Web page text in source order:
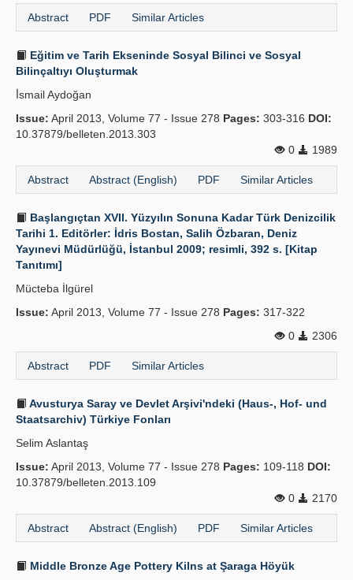
Abstract PDF Similar Articles
Eğitim ve Tarih Ekseninde Sosyal Bilinci ve Sosyal
Bilinçaltıyı Oluşturmak
İ̇smail Aydoğan
Issue: April 2013, Volume 77 - Issue 278 Pages: 303-316 DOI:
10.37879/belleten.2013.303
0
1989
Abstract Abstract (English) PDF Similar Articles
Başlangıçtan XVII. Yüzyılın Sonuna Kadar Türk Denizcilik
Tarihi 1. Editörler: İdris Bostan, Salih Özbaran, Deniz
Yayınevi Müdürlüğü, İstanbul 2009; resimli, 392 s. [Kitap
Tanıtımı]
Mücteba İlgürel
Issue: April 2013, Volume 77 - Issue 278 Pages: 317-322
0
2306
Abstract PDF Similar Articles
Avusturya Saray ve Devlet Arşivi'ndeki (Haus-, Hof- und
Staatsarchiv) Türkiye Fonları
Selim Aslantaş
Issue: April 2013, Volume 77 - Issue 278 Pages: 109-118 DOI:
10.37879/belleten.2013.109
0
2170
Abstract Abstract (English) PDF Similar Articles
Middle Bronze Age Pottery Kilns at Şaraga Höyük